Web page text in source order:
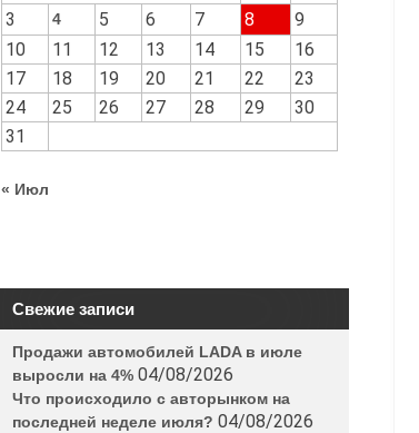
3
4 5 6 7 8
9
10
11 12 13 14 15
16
17
18 19 20 21 22
23
24
25 26 27 28 29
30
31
« Июл
Свежие записи
Продажи автомобилей LADA в июле
выросли на 4% 04/08/2026
Что происходило с авторынком на
последней неделе июля? 04/08/2026